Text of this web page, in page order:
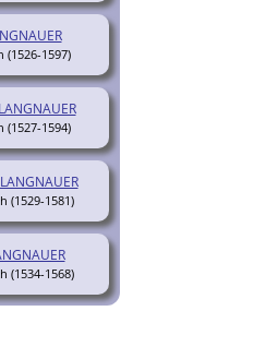
(1526-1597)
(1527-1594)
(1529-1581)
(1534-1568)